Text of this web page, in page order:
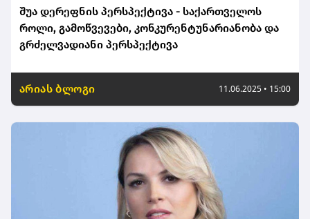
შუა დერეფნის პერსპექტივა - საქართველოს
როლი, გამოწვევები, კონკურენტუნარიანობა და
გრძელვადიანი პერსპექტივა
არიას ბლოგი 11.06.2025 • 15:00